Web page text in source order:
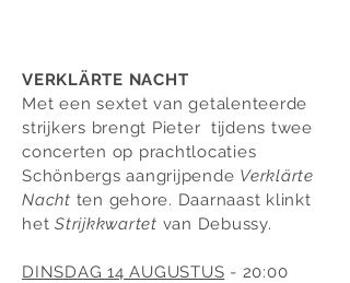
VERKLÄRTE NACHT
Met een sextet van getalenteerde
strijkers brengt Pieter tijdens twee
concerten op prachtlocaties
Schönbergs aangrijpende Verklärte
Nacht ten gehore. Daarnaast klinkt
het Strijkkwartet van Debussy.
DINSDAG 14 AUGUSTUS - 20:00